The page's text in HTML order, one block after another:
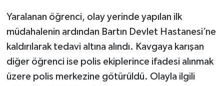
Yaralanan öğrenci, olay yerinde yapılan ilk
müdahalenin ardından Bartın Devlet Hastanesi’ne
kaldırılarak tedavi altına alındı. Kavgaya karışan
diğer öğrenci ise polis ekiplerince ifadesi alınmak
üzere polis merkezine götürüldü. Olayla ilgili